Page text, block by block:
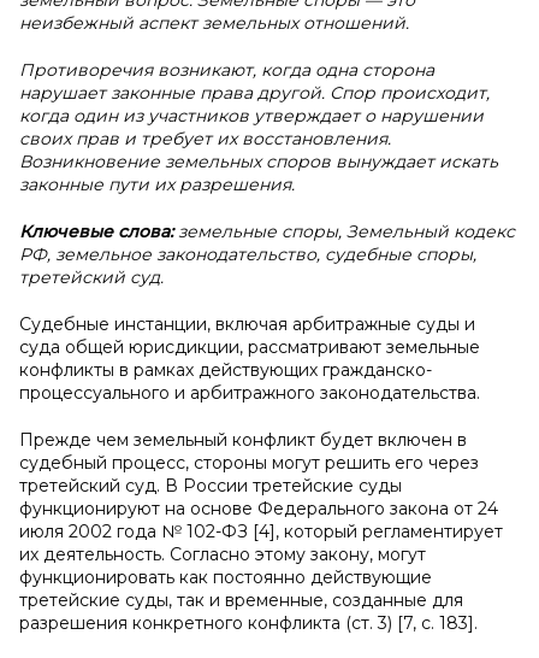
неизбежный аспект земельных отношений.
Противоречия возникают, когда одна сторона
нарушает законные права другой. Спор происходит,
когда один из участников утверждает о нарушении
своих прав и требует их восстановления.
Возникновение земельных споров вынуждает искать
законные пути их разрешения.
Ключевые слова:земельные споры, Земельный кодекс
РФ, земельное законодательство, судебные споры,
третейский суд.
Судебные инстанции, включая арбитражные суды и
суда общей юрисдикции, рассматривают земельные
конфликты в рамках действующих гражданско-
процессуального и арбитражного законодательства.
Прежде чем земельный конфликт будет включен в
судебный процесс, стороны могут решить его через
третейский суд. В России третейские суды
функционируют на основе Федерального закона от 24
июля 2002 года № 102-ФЗ [4], который регламентирует
их деятельность. Согласно этому закону, могут
функционировать как постоянно действующие
третейские суды, так и временные, созданные для
разрешения конкретного конфликта (ст. 3) [7, c. 183].